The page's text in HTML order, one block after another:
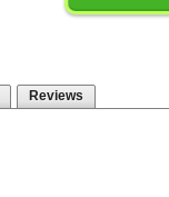
Reviews